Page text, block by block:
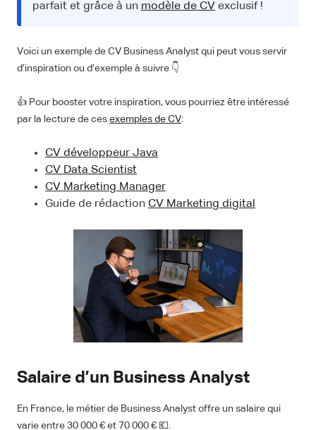
parfait et grâce à un modèle de CV exclusif !
Voici un exemple de CV Business Analyst qui peut vous servir
d’inspiration ou d’exemple à suivre 👇
👍 Pour booster votre inspiration, vous pourriez être intéressé
par la lecture de ces exemples de CV:
CV développeur Java
CV Data Scientist
CV Marketing Manager
Guide de rédaction CV Marketing digital
Salaire d’un Business Analyst
En France, le métier de Business Analyst offre un salaire qui
varie entre 30 000 € et 70 000 € 💶.